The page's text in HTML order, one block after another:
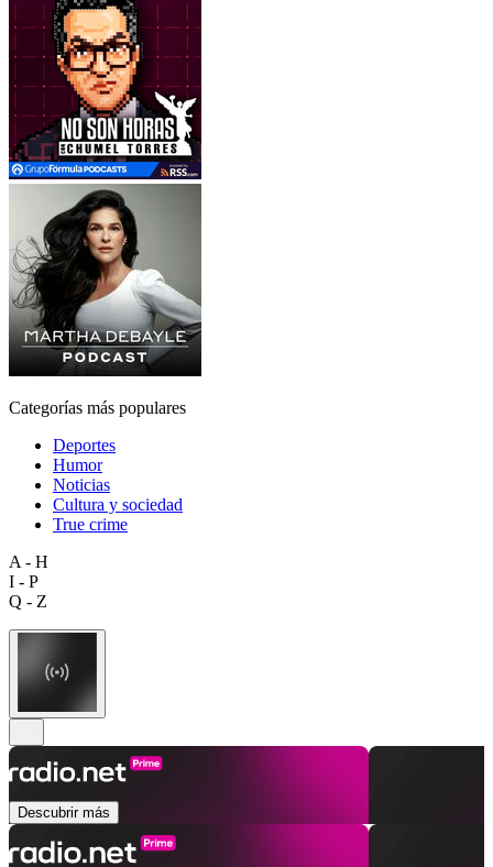
Categorías más populares
Deportes
Humor
Noticias
Cultura y sociedad
True crime
A - H
I - P
Q - Z
Descubrir más